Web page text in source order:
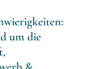
um die